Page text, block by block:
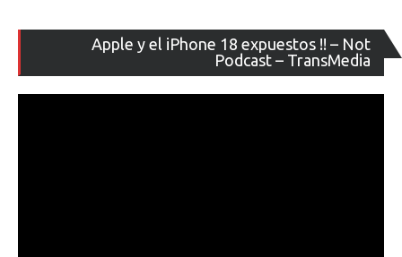
Apple y el iPhone 18 expuestos !! – Not
Podcast – TransMedia
de